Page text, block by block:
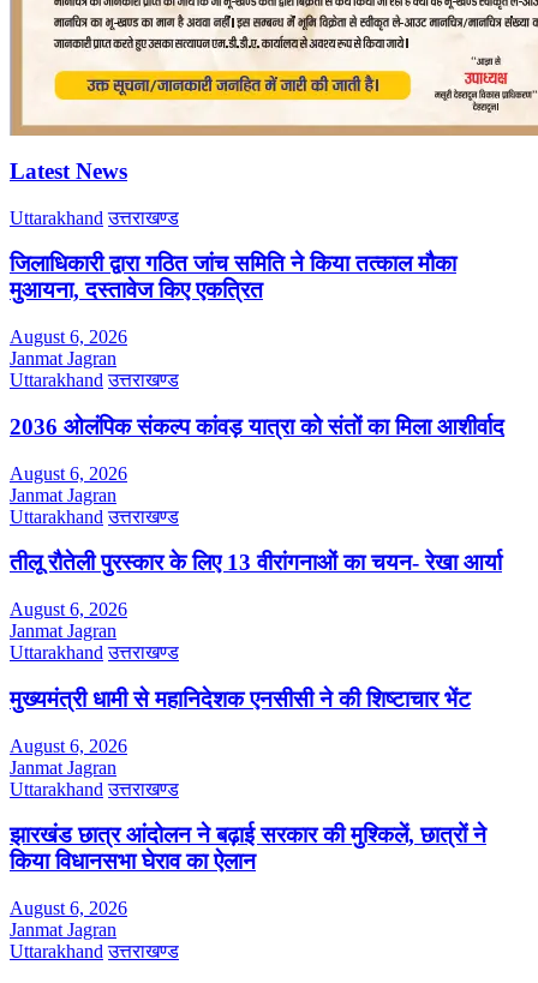
Latest News
Uttarakhand उत्तराखण्ड
जिलाधिकारी द्वारा गठित जांच समिति ने किया तत्काल मौका
मुआयना, दस्तावेज किए एकत्रित
August 6, 2026
Janmat Jagran
Uttarakhand उत्तराखण्ड
2036 ओलंपिक संकल्प कांवड़ यात्रा को संतों का मिला आशीर्वाद
August 6, 2026
Janmat Jagran
Uttarakhand उत्तराखण्ड
तीलू रौतेली पुरस्कार के लिए 13 वीरांगनाओं का चयन- रेखा आर्या
August 6, 2026
Janmat Jagran
Uttarakhand उत्तराखण्ड
मुख्यमंत्री धामी से महानिदेशक एनसीसी ने की शिष्टाचार भेंट
August 6, 2026
Janmat Jagran
Uttarakhand उत्तराखण्ड
झारखंड छात्र आंदोलन ने बढ़ाई सरकार की मुश्किलें, छात्रों ने
किया विधानसभा घेराव का ऐलान
August 6, 2026
Janmat Jagran
Uttarakhand उत्तराखण्ड